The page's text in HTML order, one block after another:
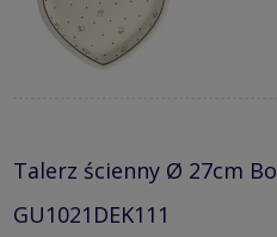
Talerz ścienny Ø 27cm
GU1021DEK111